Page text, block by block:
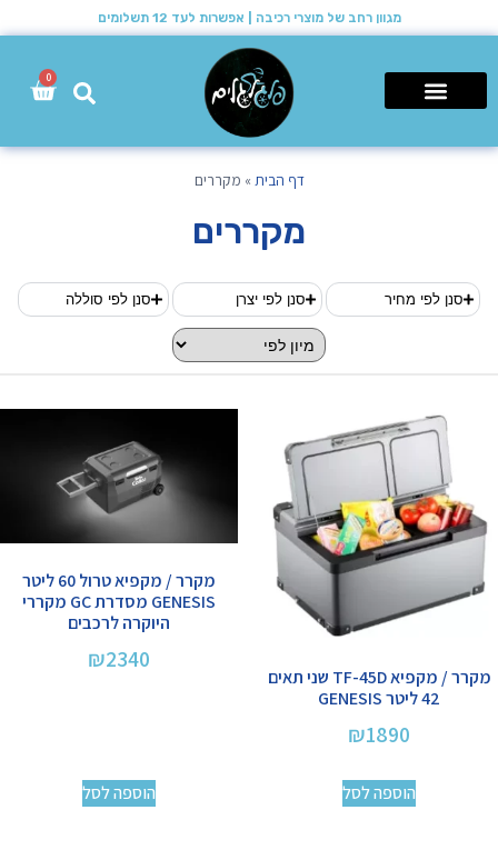
מגוון רחב של מוצרי רכיבה | אפשרות לעד 12 תשלומים
0
דף הבית » מקררים
מקררים
סנן לפי מחיר סנן לפי יצרן סנן לפי סוללה
מקרר / מקפיא TF-45D שני תאים
42 ליטר GENESIS
₪1890
הוספה לסל
מקרר / מקפיא טרול 60 ליטר
GENESIS מסדרת GC מקררי
היוקרה לרכבים
₪2340
הוספה לסל